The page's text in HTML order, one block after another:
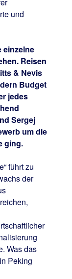
und
einzelne
Reisen
& Nevis
Budget
jedes
Sergej
um die
ging.
führt zu
der
Was das
Peking